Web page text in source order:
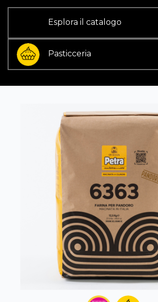
Esplora il catalogo
Pasticceria